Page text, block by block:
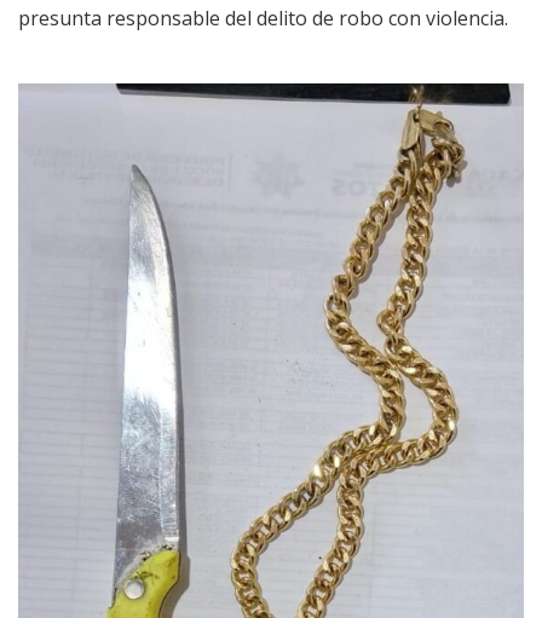
presunta responsable del delito de robo con violencia.